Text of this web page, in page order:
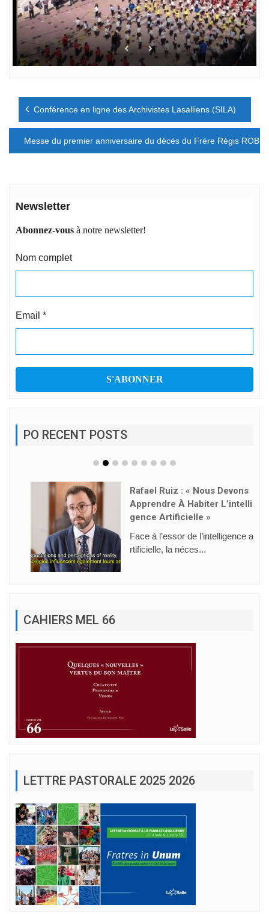
Navigation
l’article
Conférence en ligne des Archivistes Lasalliens (SILA)
Messe du premier anniversaire du décès du Frère Régis
Newsletter
Abonnez-vous à notre newsletter!
Nom complet
Email *
PO RECENT POSTS
Rafael Ruiz : « Nous Devons
Apprendre À Habiter L’intelli
Gence Artificielle »
Face à l’essor de l’intelligence a
rtificielle, la néces...
CAHIERS MEL 66
LETTRE PASTORALE 2025 2026